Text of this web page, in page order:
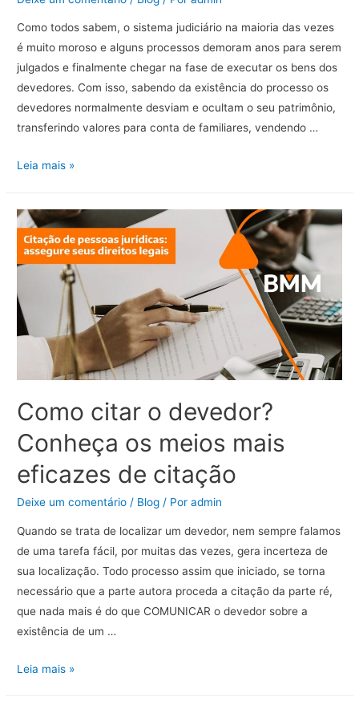
Como todos sabem, o sistema judiciário na maioria das vezes
é muito moroso e alguns processos demoram anos para serem
julgados e finalmente chegar na fase de executar os bens dos
devedores. Com isso, sabendo da existência do processo os
devedores normalmente desviam e ocultam o seu patrimônio,
transferindo valores para conta de familiares, vendendo …
Arresto
de
bens
dos
devedores
Leia mais »
Como citar o devedor?
Conheça os meios mais
eficazes de citação
Deixe um comentário / Blog / Poradmin
Quando se trata de localizar um devedor, nem sempre falamos
de uma tarefa fácil, por muitas das vezes, gera incerteza de
sua localização. Todo processo assim que iniciado, se torna
necessário que a parte autora proceda a citação da parte ré,
que nada mais é do que COMUNICAR o devedor sobre a
existência de um …
Como
Leia mais »